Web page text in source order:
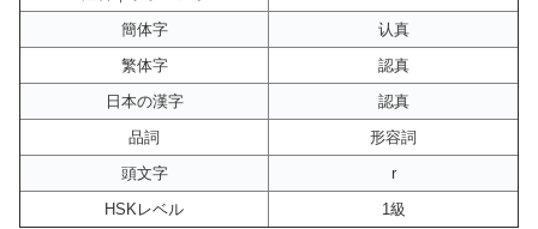
簡体字
认真
繁体字
認真
日本の漢字
認真
品詞
形容詞
頭文字
r
HSKレベル
1級